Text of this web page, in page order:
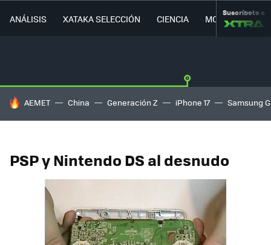
ANÁLISIS XATAKA SELECCIÓN CIENCIA MOVILIDAD
Suscríbete a
HOY SE HABLA DE
AEMET China Generación Z iPhone 17 Samsung
PSP y Nintendo DS al desnudo